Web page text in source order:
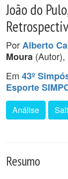
João do
PorAlberto
Moura (Autor),
Em 43º
Esporte
Análise
Resumo